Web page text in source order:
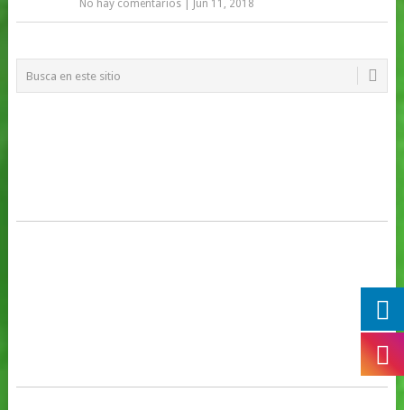
No hay comentarios| Jun 11, 2018